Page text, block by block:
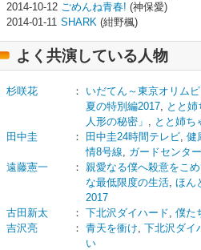
2014-10-12 ごめんね青春! (神保愛)
2014-01-11 SHARK (紺野楓)
よく共演している人物
杉咲花 ： いだてん～東京オリム
夏の特別編2017, とと
人形の秘密」 , とと姉ち
田中圭
： 田中圭24時間テレビ, 健
情8号線, ガードセンタ
遠藤憲一
： 親愛なる僕へ殺意をこ
な最低限度の生活, ほん
2017
古田新太
： 下北沢ダイハード, 僕た
吉沢亮
： 青天を衝け, 下北沢ダイ
い